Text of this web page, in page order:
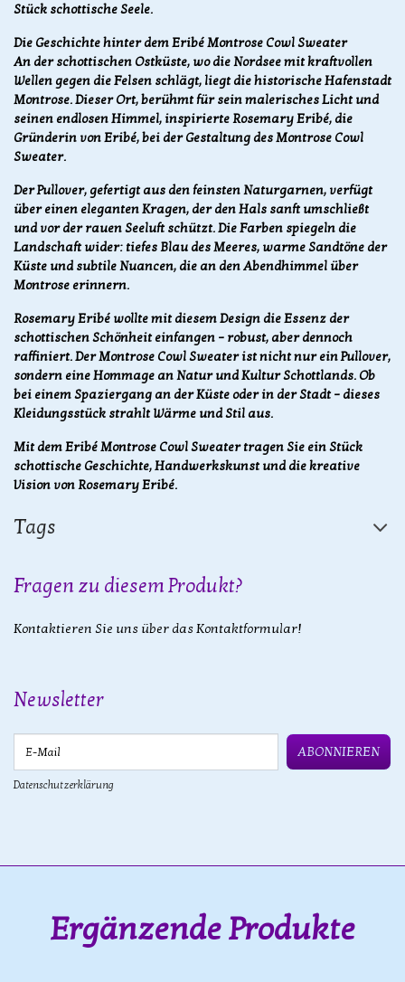
Stück schottische Seele.
Die Geschichte hinter dem Eribé Montrose Cowl Sweater
An der schottischen Ostküste, wo die Nordsee mit kraftvollen
Wellen gegen die Felsen schlägt, liegt die historische Hafenstadt
Montrose. Dieser Ort, berühmt für sein malerisches Licht und
seinen endlosen Himmel, inspirierte Rosemary Eribé, die
Gründerin von Eribé, bei der Gestaltung des Montrose Cowl
Sweater.
Der Pullover, gefertigt aus den feinsten Naturgarnen, verfügt
über einen eleganten Kragen, der den Hals sanft umschließt
und vor der rauen Seeluft schützt. Die Farben spiegeln die
Landschaft wider: tiefes Blau des Meeres, warme Sandtöne der
Küste und subtile Nuancen, die an den Abendhimmel über
Montrose erinnern.
Rosemary Eribé wollte mit diesem Design die Essenz der
schottischen Schönheit einfangen – robust, aber dennoch
raffiniert. Der Montrose Cowl Sweater ist nicht nur ein Pullover,
sondern eine Hommage an Natur und Kultur Schottlands. Ob
bei einem Spaziergang an der Küste oder in der Stadt – dieses
Kleidungsstück strahlt Wärme und Stil aus.
Mit dem Eribé Montrose Cowl Sweater tragen Sie ein Stück
schottische Geschichte, Handwerkskunst und die kreative
Vision von Rosemary Eribé.
Tags
Fragen zu diesem Produkt?
Kontaktieren Sie uns über das Kontaktformular!
Newsletter
ABONNIEREN
Datenschutzerklärung
Ergänzende Produkte